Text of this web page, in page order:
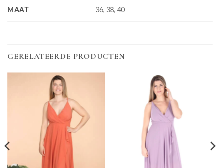
MAAT 36, 38, 40
GERELATEERDE PRODUCTEN